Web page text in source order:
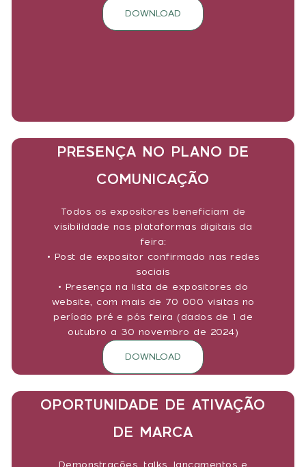
DOWNLOAD
PRESENÇA NO PLANO DE
COMUNICAÇÃO
Todos os expositores beneficiam de
visibilidade nas plataformas digitais da
feira:
• Post de expositor confirmado nas redes
sociais
• Presença na lista de expositores do
website, com mais de 70 000 visitas no
período pré e pós feira (dados de 1 de
outubro a 30 novembro de 2024)
DOWNLOAD
OPORTUNIDADE DE ATIVAÇÃO
DE MARCA
Demonstrações, talks, lançamentos e